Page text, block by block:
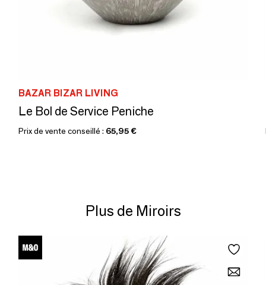
BAZAR BIZAR LIVING
Le Bol de Service Peniche
Prix de vente conseillé : 65,95 €
Plus de Miroirs